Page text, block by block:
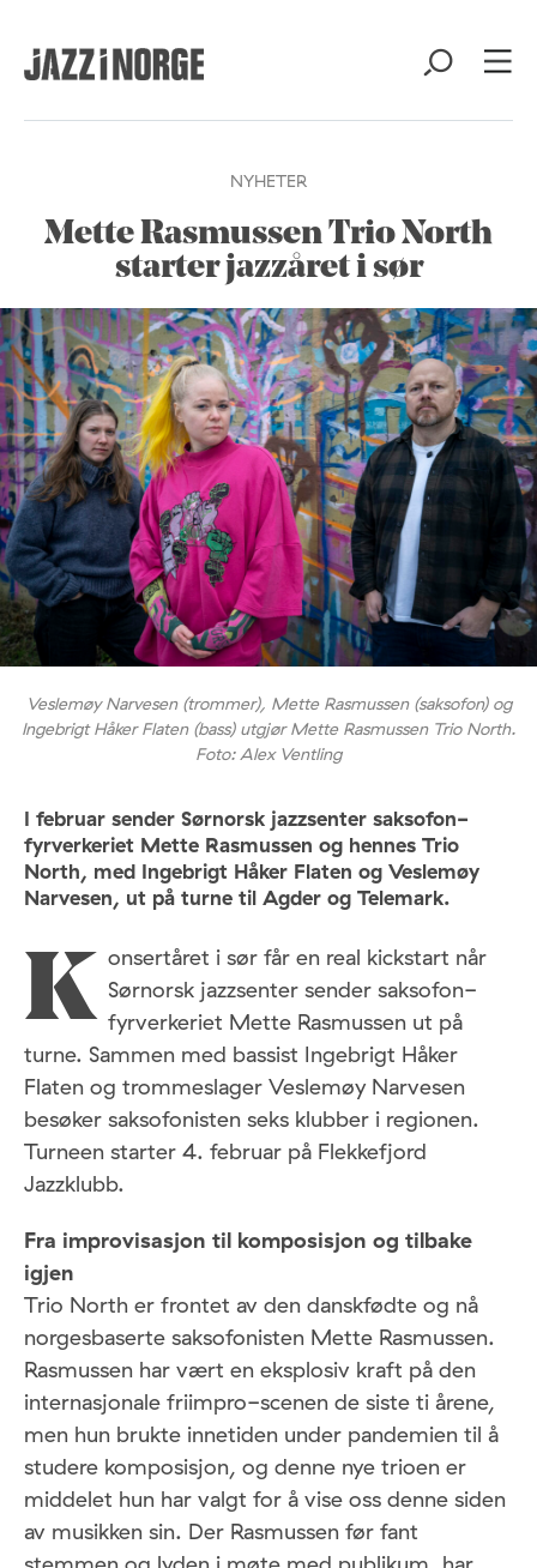
NYHETER
Mette Rasmussen Trio North
starter jazzåret i sør
Veslemøy Narvesen (trommer), Mette Rasmussen (saksofon) og
Ingebrigt Håker Flaten (bass) utgjør Mette Rasmussen Trio North.
Foto: Alex Ventling
I februar sender Sørnorsk jazzsenter saksofon-
fyrverkeriet Mette Rasmussen og hennes Trio
North, med Ingebrigt Håker Flaten og Veslemøy
Narvesen, ut på turne til Agder og Telemark.
K onsertåret i sør får en real kickstart når
Sørnorsk jazzsenter sender saksofon-
fyrverkeriet Mette Rasmussen ut på
turne. Sammen med bassist Ingebrigt Håker
Flaten og trommeslager Veslemøy Narvesen
besøker saksofonisten seks klubber i regionen.
Turneen starter 4. februar på Flekkefjord
Jazzklubb.
Fra improvisasjon til komposisjon og tilbake
igjen
Trio North er frontet av den danskfødte og nå
norgesbaserte saksofonisten Mette Rasmussen.
Rasmussen har vært en eksplosiv kraft på den
internasjonale friimpro-scenen de siste ti årene,
men hun brukte innetiden under pandemien til å
studere komposisjon, og denne nye trioen er
middelet hun har valgt for å vise oss denne siden
av musikken sin. Der Rasmussen før fant